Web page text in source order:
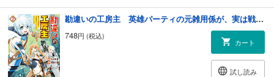
勘違いの工房主 英雄パーティの元雑用係が、実は戦闘以外がSSSランクだったというよくある話２
748円 (税込)
カート
試し読み